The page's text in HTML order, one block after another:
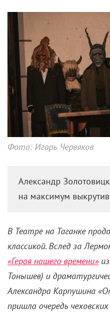
Фото: Игорь Червяков
Александр
на максимум
В Театре на Таганке
классикой. Вслед за
«Героя нашего времени»
Тонышев) и
Александра Карпушина
пришла очередь